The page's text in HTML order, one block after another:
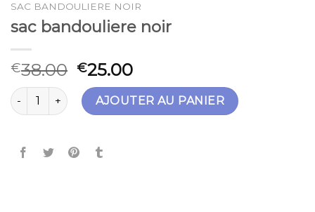
SAC BANDOULIERE NOIR
sac bandouliere noir
€38.00 €25.00
quantité de sac bandouliere noir
AJOUTER AU PANIER